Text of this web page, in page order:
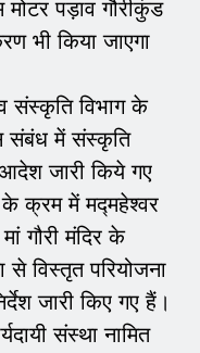
पड़ाव गौरीकुंड
भी किया जाएगा
संस्कृति विभाग के
संबंध में संस्कृति
जारी किये गए
क्रम में मद्महेश्वर
गौरी मंदिर के
से विस्तृत परियोजना
जारी किए गए हैं।
संस्था नामित